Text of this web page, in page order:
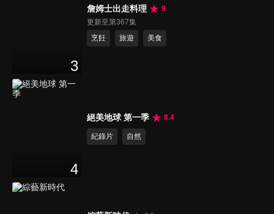
3
詹姆士出走料理
9
更新至第367集
烹飪
旅遊 美食
4
絕美地球 第一季 8.4
紀錄片 自然